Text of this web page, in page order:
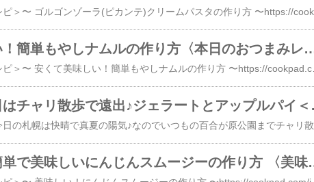
＜本日のおすすめレシピ＞〜 ゴルゴンゾーラ(ピカンテ)クリームパスタの作り方 〜
安くて美味しい！簡単もやしナムルの作り方
＜本日のおすすめレシピ＞〜 安くて美味しい！簡単もやしナムルの作り方 〜https://cookpad.com/jp/recipes/17572574さっぱりした味がビールのあてに最高！ごま風味が美味しさを増します(^^)＜コツ・ポイント＞ごま油は吟味して風味の良いものがベストです。また、白ごまは煎っ
お天気の
夏バテ対策！簡単で美